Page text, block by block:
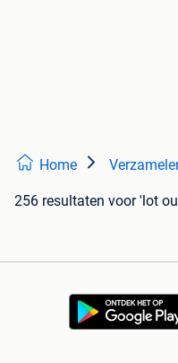
Home
256 resultaten voor 'lot